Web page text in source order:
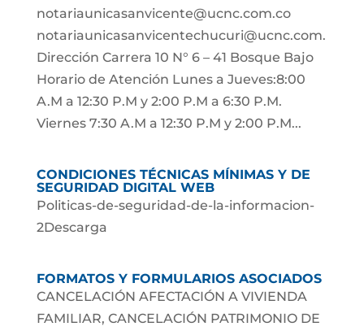
notariaunicasanvicente@ucnc.com.co
notariaunicasanvicentechucuri@ucnc.com.
Dirección Carrera 10 N° 6 – 41 Bosque Bajo
Horario de Atención Lunes a Jueves:8:00
A.M a 12:30 P.M y 2:00 P.M a 6:30 P.M.
Viernes 7:30 A.M a 12:30 P.M y 2:00 P.M...
CONDICIONES TÉCNICAS MÍNIMAS Y DE
SEGURIDAD DIGITAL WEB
Politicas-de-seguridad-de-la-informacion-
2Descarga
FORMATOS Y FORMULARIOS ASOCIADOS
CANCELACIÓN AFECTACIÓN A VIVIENDA
FAMILIAR, CANCELACIÓN PATRIMONIO DE